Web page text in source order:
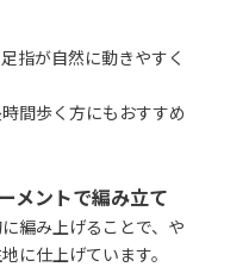
指が自然に動きやすく
間歩く方にもおすすめ
メントで編み立て
編み上げることで、や
に仕上げています。